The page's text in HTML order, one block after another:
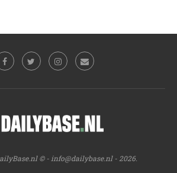
© - info@dailybase.nl- 2026.